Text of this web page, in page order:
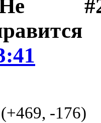
(+469, -176)